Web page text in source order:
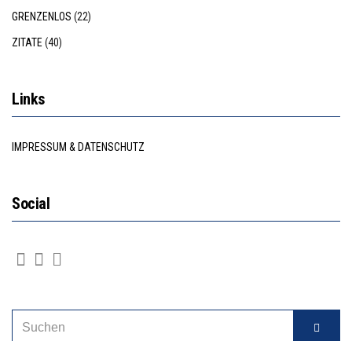
GRENZENLOS (22)
ZITATE (40)
Links
IMPRESSUM & DATENSCHUTZ
Social